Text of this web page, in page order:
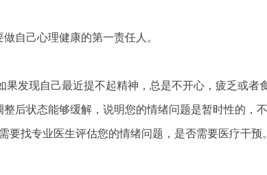
己心理健康的第一责任人。
果发现自己最近提不起精神，总是不开心，疲乏或者
后状态能够缓解，说明您的情绪问题是暂时性的，
要找专业医生评估您的情绪问题，是否需要医疗干预。